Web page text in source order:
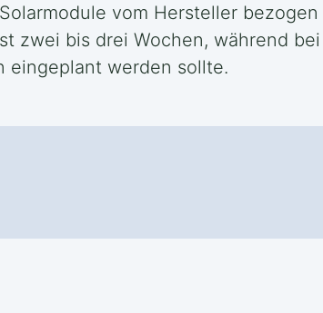
vom Hersteller
zwei bis drei Wochen, während
eingeplant werden sollte.